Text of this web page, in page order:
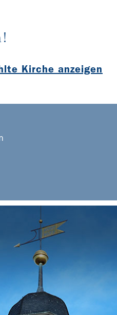
Kirche anzeigen